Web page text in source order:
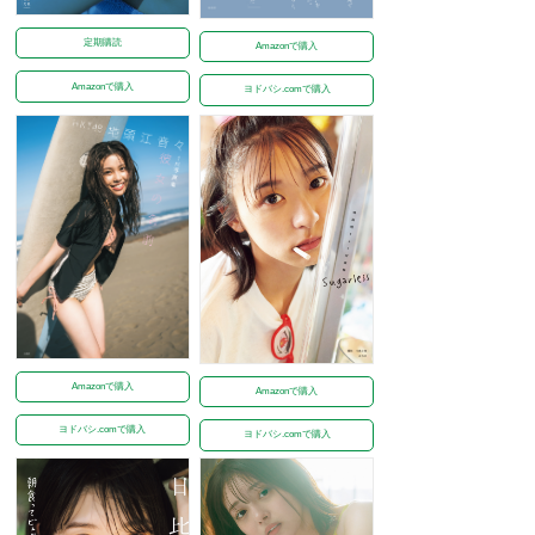
定期購読
Amazonで購入
Amazonで購入
ヨドバシ.comで購入
Amazonで購入
ヨドバシ.comで購入
Amazonで購入
ヨドバシ.comで購入